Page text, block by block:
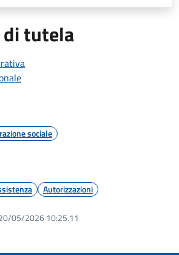
tutela
sociale
Autorizzazioni
05/2026 10:25.11